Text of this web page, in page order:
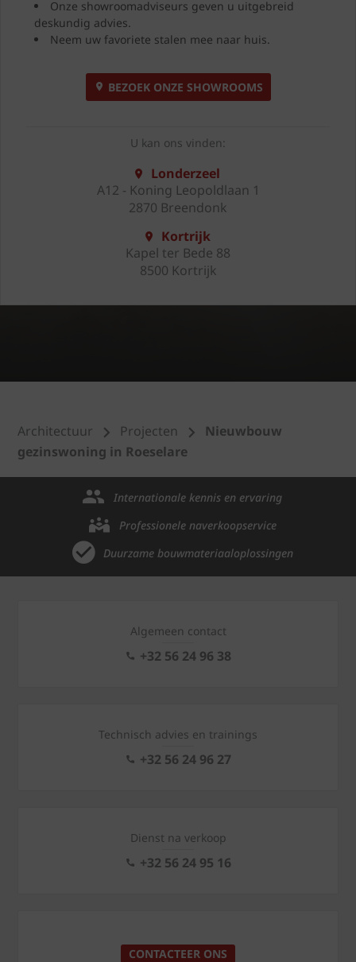
Onze showroomadviseurs geven u uitgebreid
deskundig advies.
Neem uw favoriete stalen mee naar huis.
BEZOEK ONZE SHOWROOMS
U kan ons vinden:
Londerzeel
A12 - Koning Leopoldlaan 1
2870 Breendonk
Kortrijk
Kapel ter Bede 88
8500 Kortrijk
Architectuur Projecten
Nieuwbouw
gezinswoning in Roeselare
Internationale kennis en ervaring
Professionele naverkoopservice
Duurzame bouwmateriaaloplossingen
Algemeen contact
+32 56 24 96 38
Technisch advies en trainings
+32 56 24 96 27
Dienst na verkoop
+32 56 24 95 16
CONTACTEER ONS